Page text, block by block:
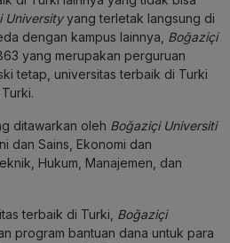
Universityyang terletak langsung di
dengan kampus lainnya, Boğaziçi
yang merupakan perguruan
tetap, universitas terbaik di Turki
ditawarkan oleh Boğaziçi Universiti
dan Sains, Ekonomi dan
Hukum, Manajemen, dan
terbaik di Turki, Boğaziçi
program bantuan dana untuk para